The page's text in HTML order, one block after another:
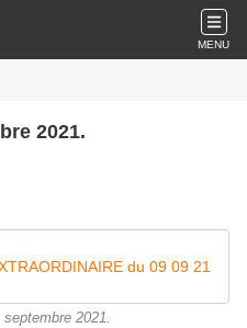
MENU
2021.
du 09 09 21
2021.